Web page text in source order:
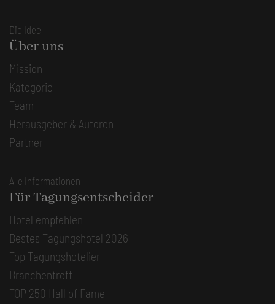
Die Idee
Über uns
Mission
Kategorie
Team
Herausgeber & Autoren
Partner
Alle Informationen
Für Tagungsentscheider
Hotel empfehlen
Bestes Tagungshotel 2026
Top Tagungshotelier
Branchentreff
TOP 250 Hall of Fame